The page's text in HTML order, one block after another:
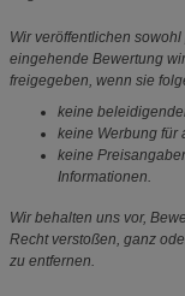
Wir veröffentlichen
eingehende Bewertung
freigegeben, wenn sie
keine
keine Werbung für
keine
Informationen.
Wir behalten uns vor,
Recht verstoßen, ganz
zu entfernen.